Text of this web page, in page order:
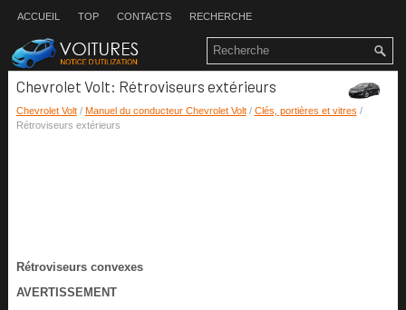
ACCUEIL TOP CONTACTS RECHERCHE
Chevrolet Volt: Rétroviseurs extérieurs
Chevrolet Volt/ Manuel du conducteur Chevrolet Volt/ Clés, portières et vitres /
Rétroviseurs extérieurs
Rétroviseurs convexes
AVERTISSEMENT